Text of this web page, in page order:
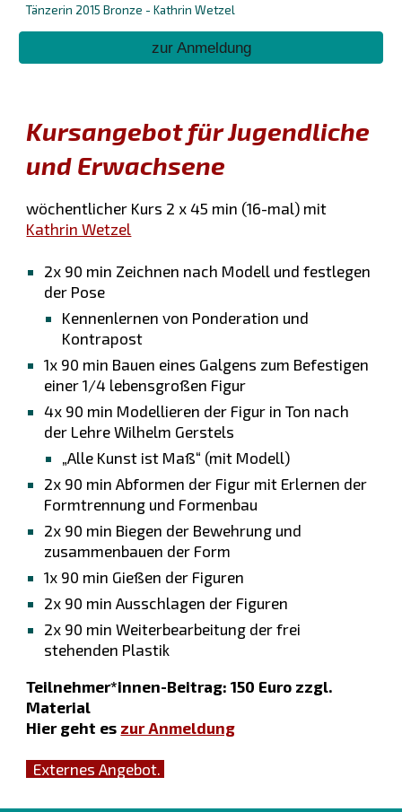
Tänzerin 2015 Bronze - Kathrin Wetzel
zur Anmeldung
Kursangebot für Jugendliche
und Erwachsene
wöchentlicher Kurs 2 x 45 min (16-mal) mit
Kathrin Wetzel
2x 90 min Zeichnen nach Modell und festlegen
der Pose
Kennenlernen von Ponderation und
Kontrapost
1x 90 min Bauen eines Galgens zum Befestigen
einer 1/4 lebensgroßen Figur
4x 90 min Modellieren der Figur in Ton nach
der Lehre Wilhelm Gerstels
„Alle Kunst ist Maß“ (mit Modell)
2x 90 min Abformen der Figur mit Erlernen der
Formtrennung und Formenbau
2x 90 min Biegen der Bewehrung und
zusammenbauen der Form
1x 90 min Gießen der Figuren
2x 90 min Ausschlagen der Figuren
2x 90 min Weiterbearbeitung der frei
stehenden Plastik
Teilnehmer*innen-Beitrag: 150 Euro zzgl.
Material
Hier geht es zur Anmeldung
Externes Angebot.